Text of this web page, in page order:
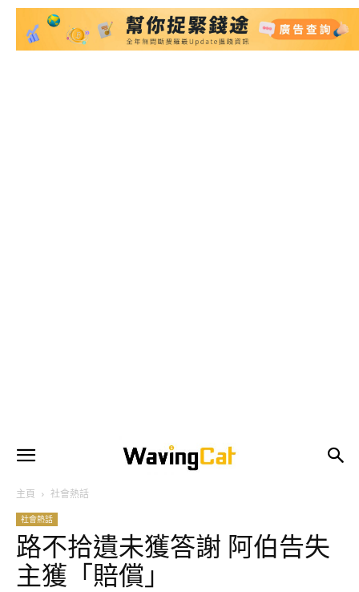
主頁 社會熱話
社會熱話
路不拾遺未獲答謝 阿伯告失
主獲「賠償」